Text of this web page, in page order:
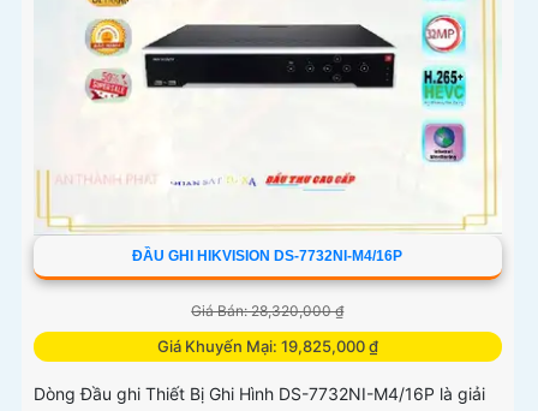
ĐẦU GHI HIKVISION DS-7732NI-M4/16P
Giá Bán: 28,320,000 ₫
Giá Khuyến Mại: 19,825,000 ₫
Dòng Đầu ghi Thiết Bị Ghi Hình DS-7732NI-M4/16P là giải